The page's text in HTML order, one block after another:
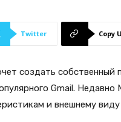
Twitter Copy
создать собственный
Gmail. Недавно
и внешнему